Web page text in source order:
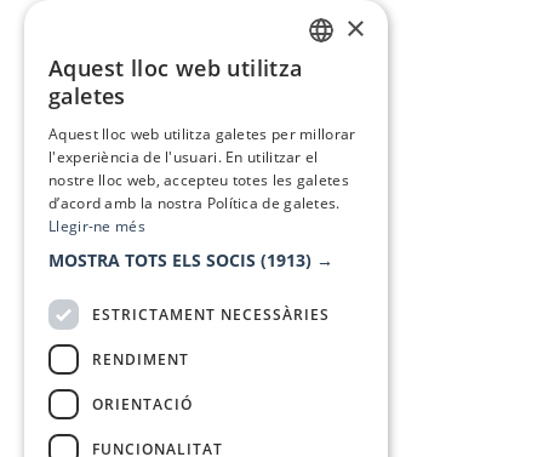
×
Aquest lloc web utilitza
galetes
Aquest lloc web utilitza galetes per millorar
l'experiència de l'usuari. En utilitzar el
nostre lloc web, accepteu totes les galetes
d’acord amb la nostra Política de galetes.
Llegir-ne més
MOSTRA TOTS ELS SOCIS (1913) →
ESTRICTAMENT NECESSÀRIES
RENDIMENT
ORIENTACIÓ
FUNCIONALITAT